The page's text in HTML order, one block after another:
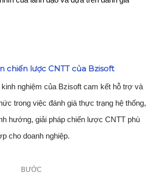
chiến lược CNTT của Bzisoft
nghiệm của Bzisoft cam kết hỗ trợ và
trong việc đánh giá thực trạng hệ thống,
hướng, giải pháp chiến lược CNTT phù
cho doanh nghiệp.
BƯỚC